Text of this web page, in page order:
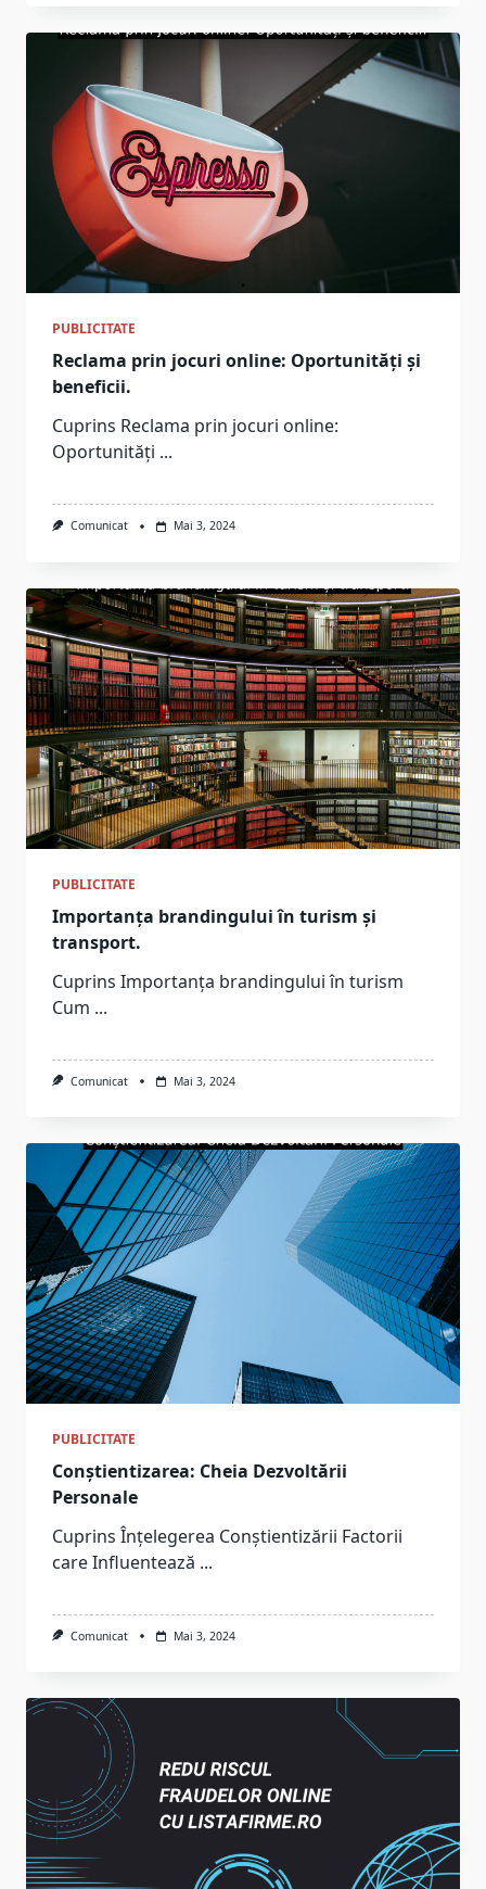
PUBLICITATE
Reclama prin jocuri online: Oportunități și
beneficii.
Cuprins Reclama prin jocuri online:
Oportunități ...
Comunicat Mai 3, 2024
PUBLICITATE
Importanța brandingului în turism și
transport.
Cuprins Importanța brandingului în turism
Cum ...
Comunicat Mai 3, 2024
PUBLICITATE
Conștientizarea: Cheia Dezvoltării
Personale
Cuprins Înțelegerea Conștientizării Factorii
care Influentează ...
Comunicat Mai 3, 2024